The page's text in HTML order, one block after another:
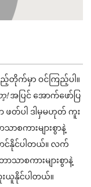
ည့်တိုက်မှာ ဝင်ကြည့်ပါ။
!အပြင် အောက်ဖော်ပြ
ဖတ်ပါ ဒါမှမဟုတ် ကူး
စကားများစွာနဲ့
င်နိုင်ပါတယ်။ လက်
ာစကားများစွာနဲ့
ယူနိုင်ပါတယ်။